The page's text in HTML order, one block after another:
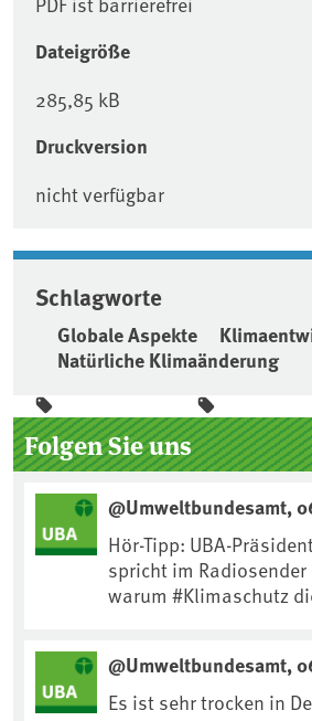
Dateigröße
285,85 kB
Druckversion
nicht verfügbar
Schlagworte
Globale Aspekte
Natürliche Klimaänderung
Seitenleiste
Folgen Sie uns
@Umweltbundesamt,
Hör-Tipp: UBA-
spricht im Radiosender
warum #Klimaschutz die wichtigste
https://
@Umweltbundesamt,
Es ist sehr trocken in